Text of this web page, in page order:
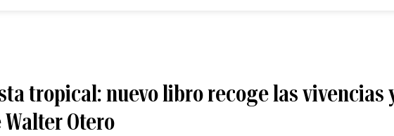
tropical: nuevo libro recoge las vivencias
Otero